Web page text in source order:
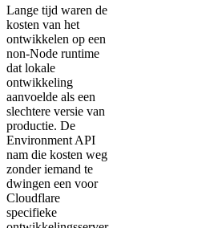
Lange tijd waren de
kosten van het
ontwikkelen op een
non-Node runtime
dat lokale
ontwikkeling
aanvoelde als een
slechtere versie van
productie. De
Environment API
nam die kosten weg
zonder iemand te
dwingen een voor
Cloudflare
specifieke